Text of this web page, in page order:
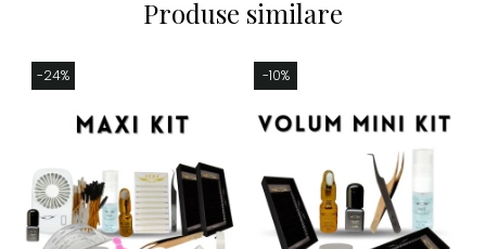
Produse similare
-24% -10%